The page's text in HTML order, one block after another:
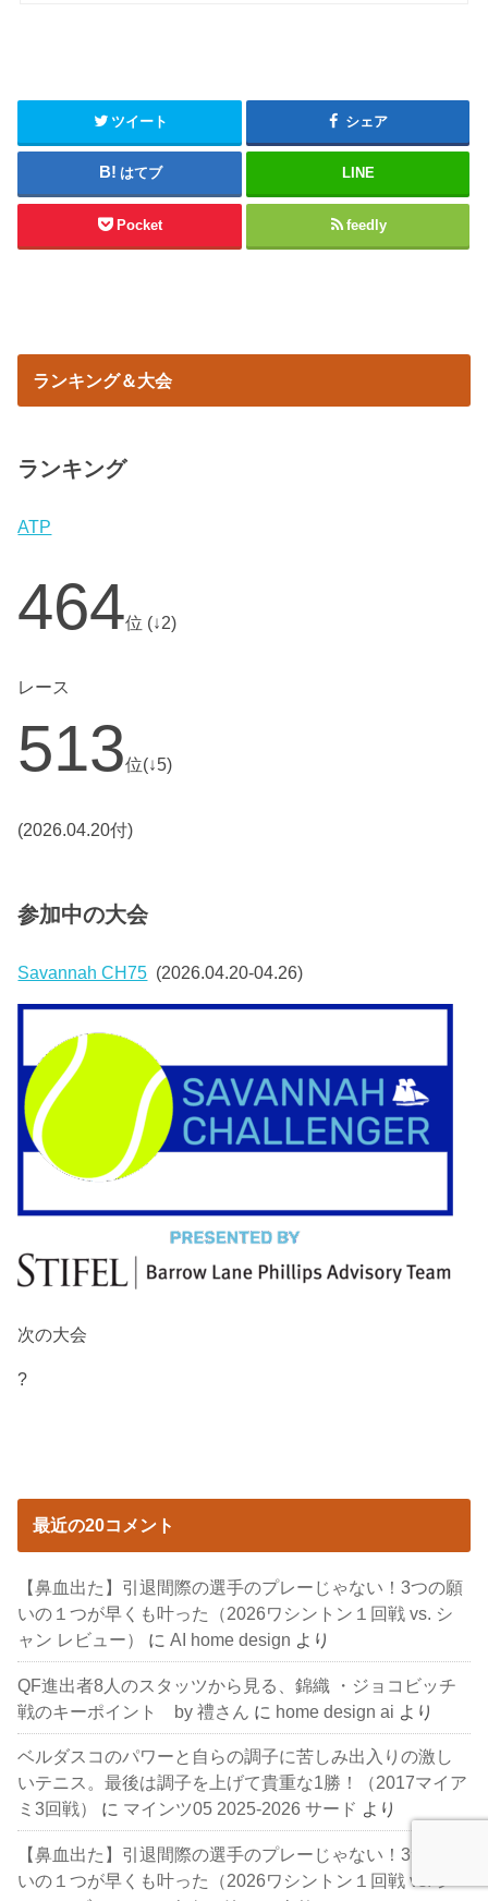
ツイート シェア
はてブ LINE
Pocket feedly
ランキング＆大会
ランキング
ATP
464位 (↓2)
レース
513位(↓5)
(2026.04.20付)
参加中の大会
Savannah CH75 (2026.04.20-04.26)
次の大会
?
最近の20コメント
【鼻血出た】引退間際の選手のプレーじゃない！3つの願
いの１つが早くも叶った（2026ワシントン１回戦 vs. シ
ャン レビュー）
にAI home design より
QF進出者8人のスタッツから見る、錦織 ・ジョコビッチ
戦のキーポイント by 禮さん に home design ai より
ベルダスコのパワーと自らの調子に苦しみ出入りの激し
いテニス。最後は調子を上げて貴重な1勝！（2017マイア
ミ3回戦）
に マインツ05 2025-2026 サード より
【鼻血出た】引退間際の選手のプレーじゃない！3つの願
いの１つが早くも叶った（2026ワシントン１回戦 vs. シ